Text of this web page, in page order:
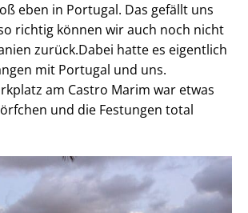
eben in Portugal. Das gefällt uns
richtig können wir auch noch nicht
zurück.Dabei hatte es eigentlich
mit Portugal und uns.
am Castro Marim war etwas
und die Festungen total